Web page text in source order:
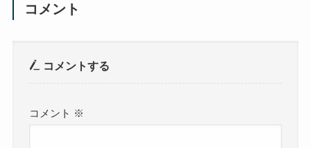
コメント
コメントする
コメント ※